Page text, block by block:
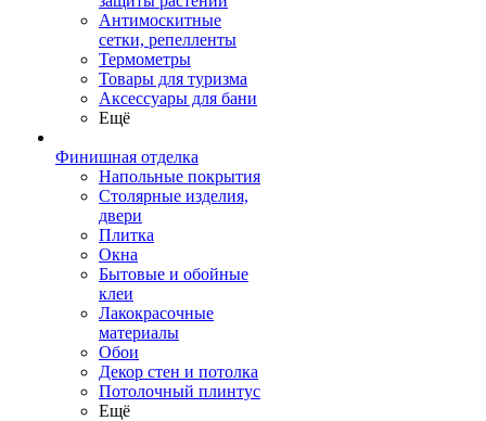
Антимоскитные
сетки, репелленты
Термометры
Товары для туризма
Аксессуары для бани
Ещё
Финишная отделка
Напольные покрытия
Столярные изделия,
двери
Плитка
Окна
Бытовые и обойные
клеи
Лакокрасочные
материалы
Обои
Декор стен и потолка
Потолочный плинтус
Ещё